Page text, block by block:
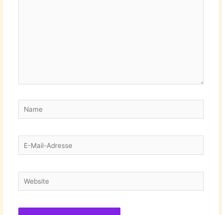
Name
E-
Mail-
Website